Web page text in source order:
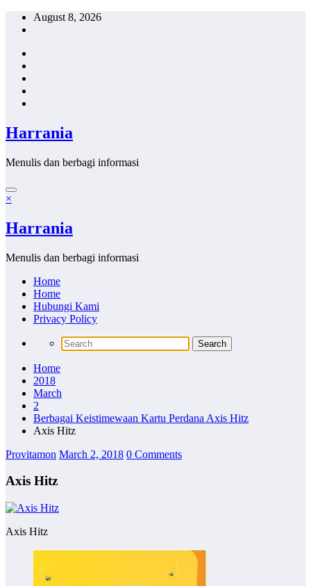
Skip
August 8, 2026
Harrania
Menulis dan berbagi informasi
×
Harrania
Menulis dan berbagi informasi
Home
Home
Hubungi Kami
Privacy Policy
Home
2018
March
2
Berbagai Keistimewaan Kartu Perdana Axis Hitz
Axis Hitz
Provitamon March 2, 2018 0 Comments
Axis Hitz
Axis Hitz